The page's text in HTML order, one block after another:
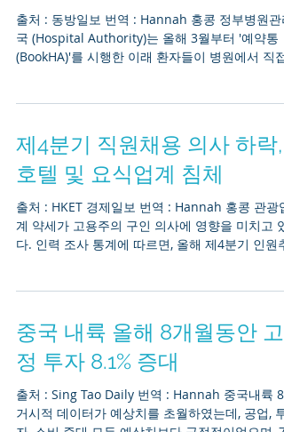
출처 : 동방일보 번역 : Hannah 홍콩 정부병원관리
국 (Hospital Authority)는 올해 3월부터 '예약통
(BookHA)'를 시행한 이래 환자들이 병원에서 직접
제4분기 직원채용 의사 하락,
호텔 및 요식업계 침체
출처 : HKET 경제일보 번역 : Hannah 홍콩 관광업
계 약세가 고용주의 구인 의사에 영향을 미치고 있
다. 인력 조사 통계에 따르면, 올해 제4분기 인원추
중국 내륙 올해 8개월동안 고
정 투자 8.1% 증대
출처 : Sing Tao Daily 번역 : Hannah 중국내륙 8월
거시적 데이터가 예상치를 초월하였는데, 공업, 투